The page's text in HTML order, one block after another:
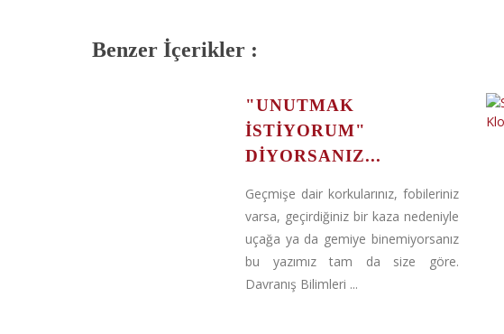
Benzer İçerikler :
"UNUTMAK
İSTİYORUM"
DIYORSANIZ...
Geçmişe dair korkularınız, fobileriniz
varsa, geçirdiğiniz bir kaza nedeniyle
uçağa ya da gemiye binemiyorsanız
bu yazımız tam da size göre.
Davranış Bilimleri ...